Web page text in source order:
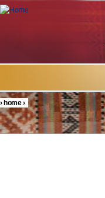
Skip to main content
You are here
›home›